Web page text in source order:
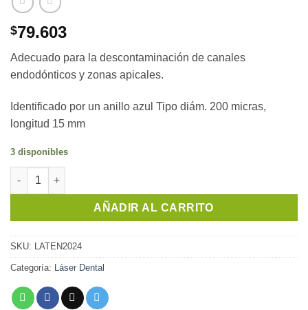
$79.603
Adecuado para la descontaminación de canales
endodónticos y zonas apicales.
Identificado por un anillo azul Tipo diám. 200 micras,
longitud 15 mm
3 disponibles
Punta Endodoncia para Láser Wiser | Dr. Smile cantidad
AÑADIR AL CARRITO
SKU: LATEN2024
Categoría: Láser Dental